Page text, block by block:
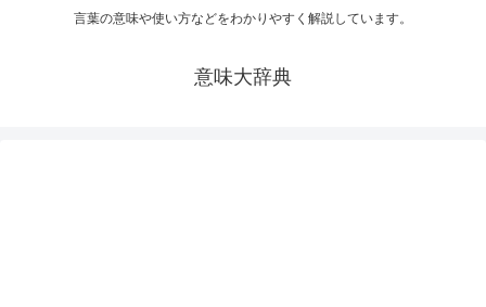
言葉の意味や使い方などをわかりやすく解説しています。
意味大辞典